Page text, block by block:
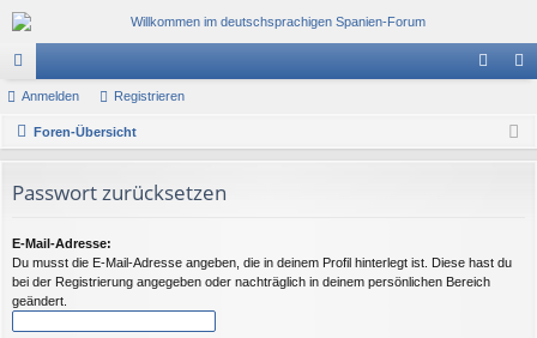
or
en ist
Anmelden Registrieren
Foren-Übersicht
Passwort zurücksetzen
E-Mail-Adresse:
Du musst die E-Mail-Adresse angeben, die in deinem Profil hinterlegt ist. Diese hast du
bei der Registrierung angegeben oder nachträglich in deinem persönlichen Bereich
geändert.